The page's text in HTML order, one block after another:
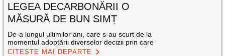
LEGEA DECARBONĂRII O
MĂSURĂ DE BUN SIMȚ
De-a lungul ultimilor ani, care s-au scurt de la
momentul adoptării diverselor decizii prin care
CITEȘTE MAI DEPARTE